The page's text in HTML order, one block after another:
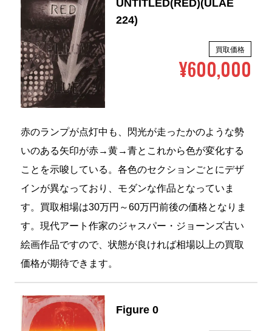
UNTITLED(RED)(ULAE
224)
買取価格
¥600,000
赤のランプが点灯中も、閃光が走ったかのような勢
いのある矢印が赤→黄→青とこれから色が変化する
ことを示唆している。各色のセクションごとにデザ
インが異なっており、モダンな作品となっていま
す。買取相場は30万円～60万円前後の価格となりま
す。現代アート作家のジャスパー・ジョーンズ古い
絵画作品ですので、状態が良ければ相場以上の買取
価格が期待できます。
Figure 0